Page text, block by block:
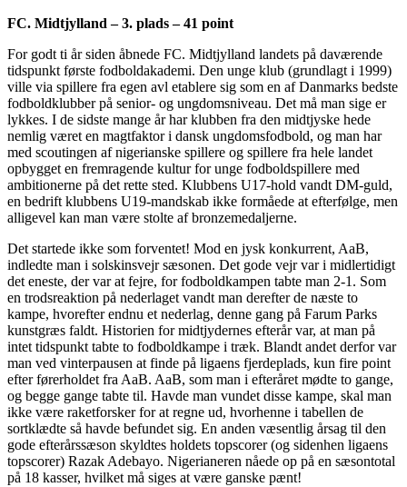
FC. Midtjylland – 3. plads – 41 point
For godt ti år siden åbnede FC. Midtjylland landets på daværende
tidspunkt første fodboldakademi. Den unge klub (grundlagt i 1999)
ville via spillere fra egen avl etablere sig som en af Danmarks bedste
fodboldklubber på senior- og ungdomsniveau. Det må man sige er
lykkes. I de sidste mange år har klubben fra den midtjyske hede
nemlig været en magtfaktor i dansk ungdomsfodbold, og man har
med scoutingen af nigerianske spillere og spillere fra hele landet
opbygget en fremragende kultur for unge fodboldspillere med
ambitionerne på det rette sted. Klubbens U17-hold vandt DM-guld,
en bedrift klubbens U19-mandskab ikke formåede at efterfølge, men
alligevel kan man være stolte af bronzemedaljerne.
Det startede ikke som forventet! Mod en jysk konkurrent, AaB,
indledte man i solskinsvejr sæsonen. Det gode vejr var i midlertidigt
det eneste, der var at fejre, for fodboldkampen tabte man 2-1. Som
en trodsreaktion på nederlaget vandt man derefter de næste to
kampe, hvorefter endnu et nederlag, denne gang på Farum Parks
kunstgræs faldt. Historien for midtjydernes efterår var, at man på
intet tidspunkt tabte to fodboldkampe i træk. Blandt andet derfor var
man ved vinterpausen at finde på ligaens fjerdeplads, kun fire point
efter førerholdet fra AaB. AaB, som man i efteråret mødte to gange,
og begge gange tabte til. Havde man vundet disse kampe, skal man
ikke være raketforsker for at regne ud, hvorhenne i tabellen de
sortklædte så havde befundet sig. En anden væsentlig årsag til den
gode efterårssæson skyldtes holdets topscorer (og sidenhen ligaens
topscorer) Razak Adebayo. Nigerianeren nåede op på en sæsontotal
på 18 kasser, hvilket må siges at være ganske pænt!